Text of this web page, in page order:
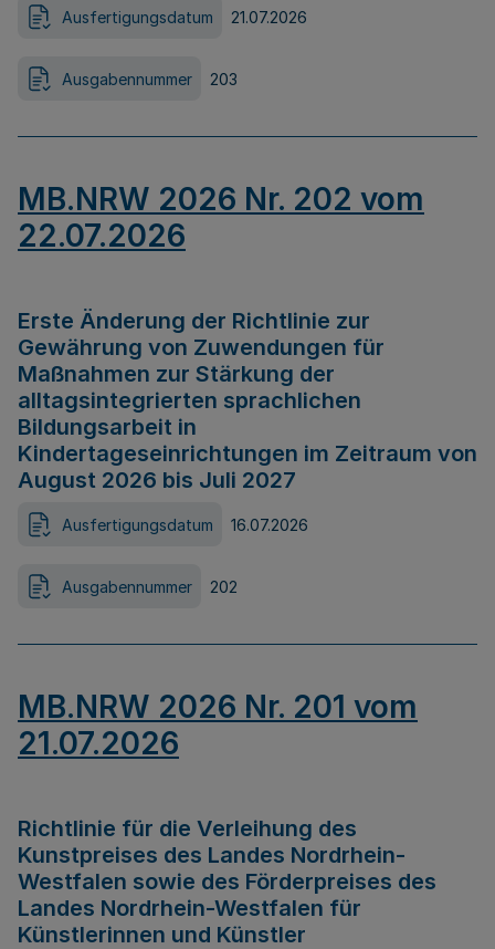
Ausfertigungsdatum 21.07.2026
Ausgabennummer 203
MB.NRW 2026 Nr. 202 vom
22.07.2026
Erste Änderung der Richtlinie zur
Gewährung von Zuwendungen für
Maßnahmen zur Stärkung der
alltagsintegrierten sprachlichen
Bildungsarbeit in
Kindertageseinrichtungen im Zeitraum von
August 2026 bis Juli 2027
Ausfertigungsdatum 16.07.2026
Ausgabennummer 202
MB.NRW 2026 Nr. 201 vom
21.07.2026
Richtlinie für die Verleihung des
Kunstpreises des Landes Nordrhein-
Westfalen sowie des Förderpreises des
Landes Nordrhein-Westfalen für
Künstlerinnen und Künstler